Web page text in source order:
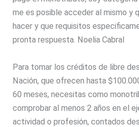
me es posible acceder al mismo y
hacer y que requisitos
pronta respuesta. Noelia Cabral
Para tomar los créditos de libre
Nación, que ofrecen hasta
60 meses, necesitas como
comprobar al menos 2 años en el
actividad o profesión, contados